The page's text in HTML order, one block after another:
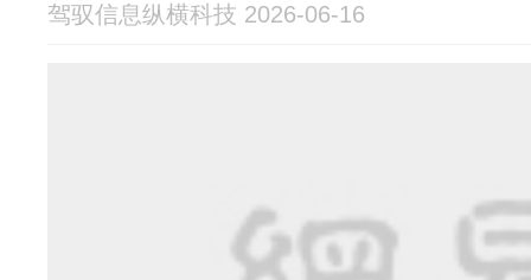
驾驭信息纵横科技 2026-06-16